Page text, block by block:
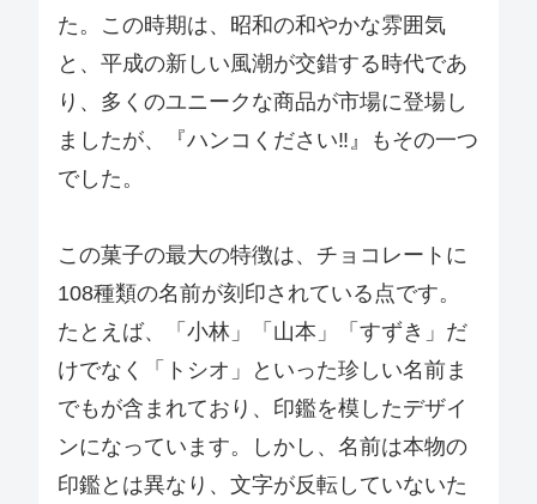
た。この時期は、昭和の和やかな雰囲気
と、平成の新しい風潮が交錯する時代であ
り、多くのユニークな商品が市場に登場し
ましたが、『ハンコください‼』もその一つ
でした。
この菓子の最大の特徴は、チョコレートに
108種類の名前が刻印されている点です。
たとえば、「小林」「山本」「すずき」だ
けでなく「トシオ」といった珍しい名前ま
でもが含まれており、印鑑を模したデザイ
ンになっています。しかし、名前は本物の
印鑑とは異なり、文字が反転していないた